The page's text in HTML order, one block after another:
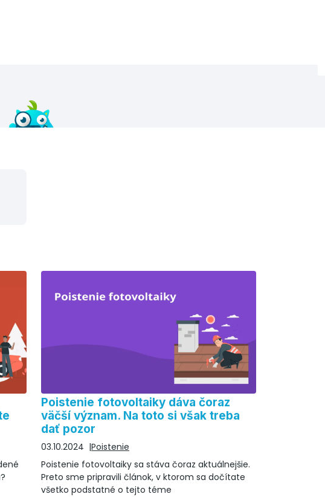
Poistenie fotovoltaiky dáva čoraz
väčší význam. Na toto si však treba
dať pozor
03.10.2024
Poistenie
Poistenie fotovoltaiky sa stáva čoraz aktuálnejšie.
Preto sme pripravili článok, v ktorom sa dočítate
všetko podstatné o tejto téme